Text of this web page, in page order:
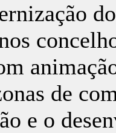
de
e o